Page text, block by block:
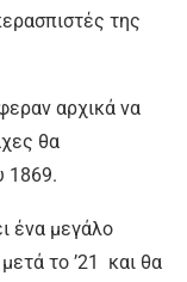
της
αρχικά να
θα
1869.
ένα μεγάλο
το ’21 και θα